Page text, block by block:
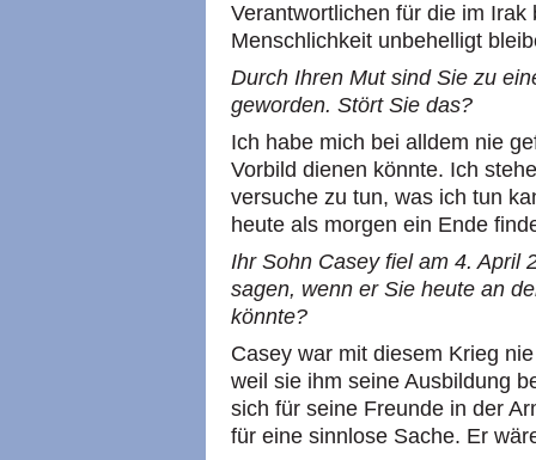
Verantwortlichen für die im
Menschlichkeit unbehelligt
Durch Ihren Mut sind Sie zu
geworden. Stört Sie das?
Ich habe mich bei alldem nie
Vorbild dienen könnte. Ich
versuche zu tun, was ich tun
heute als morgen ein Ende
Ihr Sohn Casey fiel am 4. April
sagen, wenn er Sie heute an
könnte?
Casey war mit diesem Krieg
weil sie ihm seine Ausbildung
sich für seine Freunde in der
für eine sinnlose Sache. Er